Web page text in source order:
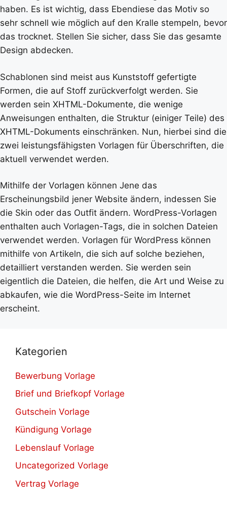
haben. Es ist wichtig, dass Ebendiese das Motiv so
sehr schnell wie möglich auf den Kralle stempeln, bevor
das trocknet. Stellen Sie sicher, dass Sie das gesamte
Design abdecken.
Schablonen sind meist aus Kunststoff gefertigte
Formen, die auf Stoff zurückverfolgt werden. Sie
werden sein XHTML-Dokumente, die wenige
Anweisungen enthalten, die Struktur (einiger Teile) des
XHTML-Dokuments einschränken. Nun, hierbei sind die
zwei leistungsfähigsten Vorlagen für Überschriften, die
aktuell verwendet werden.
Mithilfe der Vorlagen können Jene das
Erscheinungsbild jener Website ändern, indessen Sie
die Skin oder das Outfit ändern. WordPress-Vorlagen
enthalten auch Vorlagen-Tags, die in solchen Dateien
verwendet werden. Vorlagen für WordPress können
mithilfe von Artikeln, die sich auf solche beziehen,
detailliert verstanden werden. Sie werden sein
eigentlich die Dateien, die helfen, die Art und Weise zu
abkaufen, wie die WordPress-Seite im Internet
erscheint.
Kategorien
Bewerbung Vorlage
Brief und Briefkopf Vorlage
Gutschein Vorlage
Kündigung Vorlage
Lebenslauf Vorlage
Uncategorized Vorlage
Vertrag Vorlage